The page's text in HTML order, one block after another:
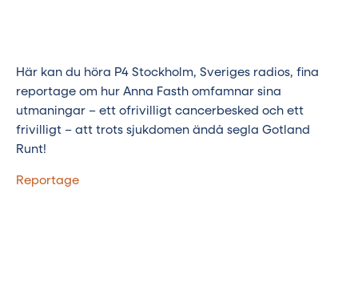
Här kan du höra P4 Stockholm, Sveriges radios, fina
reportage om hur Anna Fasth omfamnar sina
utmaningar – ett ofrivilligt cancerbesked och ett
frivilligt – att trots sjukdomen ändå segla Gotland
Runt!
Reportage